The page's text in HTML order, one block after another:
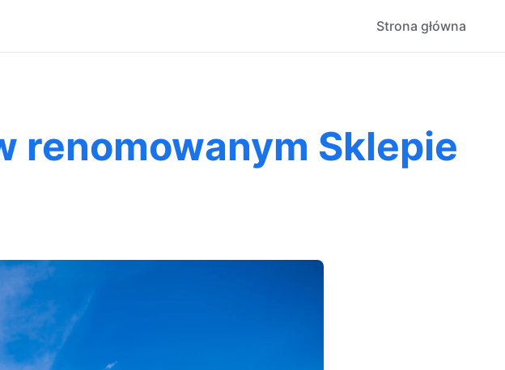
Strona główna
renomowanym Sklepie